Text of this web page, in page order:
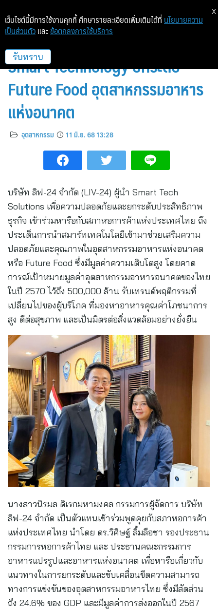
LIV-24 หารือสภาหอการค้าไทย ดัน
Smart Technology ยกระดับ
Future Food อุตสาหกรรมอาหาร
แห่งอนาคต
อุตสาหกรรม 11 มิ.ย. 68 13:28
บริษัท ลิฟ-24 จำกัด (LIV-24) ผู้นำ Smart Tech
Solutions เพื่อความปลอดภัยและยกระดับประสิทธิภาพ
ธุรกิจ เข้าร่วมหารือกับสภาหอการค้าแห่งประเทศไทย ถึง
ประเด็นการนำสมาร์ทเทคโนโลยีเข้ามาช่วยเสริมความ
ปลอดภัยและคุณภาพในอุตสาหกรรมอาหารแห่งอนาคต
หรือ Future Food ซึ่งมีมูลค่าความเติบโตสูง โดยคาด
การณ์เป้าหมายมูลค่าอุตสาหกรรมอาหารอนาคตของไทย
ในปี 2570 ไว้ถึง 500,000 ล้าน รับเทรนด์พฤติกรรมที่
เปลี่ยนไปของผู้บริโภค ที่มองหาอาหารคุณค่าโภชนาการ
สูง ดีต่อสุขภาพ และเป็นมิตรต่อสิ่งแวดล้อมอย่างยั่งยืน
นางสาวนิรมล ดิเรกมหามงคล กรรมการผู้จัดการ บริษัท
ลิฟ-24 จำกัด เป็นตัวแทนเข้าร่วมพูดคุยกับสภาหอการค้า
แห่งประเทศไทย นำโดย ดร.วิศิษฐ์ ลิ้มลือชา รองประธาน
กรรมการหอการค้าไทย และ ประธานคณะกรรมการ
อาหารแปรรูปและอาหารแห่งอนาคต เพื่อหารือเกี่ยวกับ
แนวทางในการยกระดับและขับเคลื่อนขีดความสามารถ
ทางการแข่งขันของอุตสาหกรรมอาหารไทย ซึ่งมีสัดส่วน
ถึง 24.6% ของ GDP และมีมูลค่าการส่งออกในปี 2567
เว็บไซต์นี้มีการใช้งานคุกกี้ ศึกษารายละเอียดเพิ่มเติมได้ที่ นโยบายความ
เป็นส่วนตัว และ ข้อตกลงการใช้บริการ
รับทราบ
X